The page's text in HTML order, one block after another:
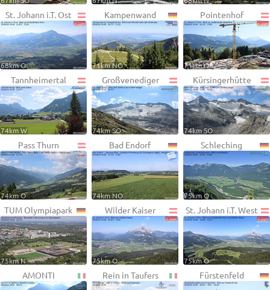
St. Johann i.T. Ost
68km O
Kampenwand
71km NO
Pointenhof
71km O
Tannheimertal
74km W
Großvenediger
74km SO
Kürsingerhütte
74km SO
Pass Thurn
74km O
Bad Endorf
74km NO
Schleching
75km O
TUM Olympiapark
75km N
Wilder Kaiser
75km O
St. Johann i.T. West
75km O
AMONTI Rein in Taufers Fürstenfeld